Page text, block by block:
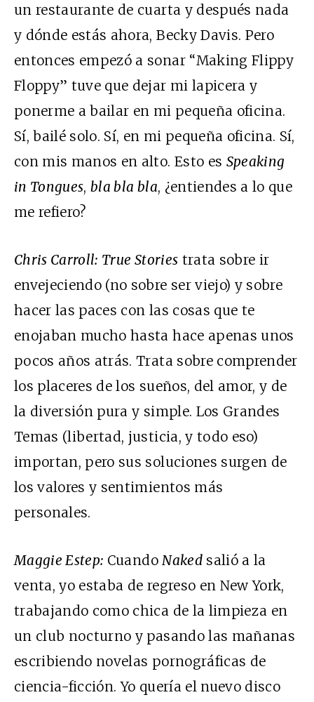
un restaurante de cuarta y después nada
y dónde estás ahora, Becky Davis. Pero
entonces empezó a sonar “Making Flippy
Floppy” tuve que dejar mi lapicera y
ponerme a bailar en mi pequeña oficina.
Sí, bailé solo. Sí, en mi pequeña oficina. Sí,
con mis manos en alto. Esto es Speaking
in Tongues,bla bla bla, ¿entiendes a lo que
me refiero?
Chris Carroll: True Stories trata sobre ir
envejeciendo (no sobre ser viejo) y sobre
hacer las paces con las cosas que te
enojaban mucho hasta hace apenas unos
pocos años atrás. Trata sobre comprender
los placeres de los sueños, del amor, y de
la diversión pura y simple. Los Grandes
Temas (libertad, justicia, y todo eso)
importan, pero sus soluciones surgen de
los valores y sentimientos más
personales.
Maggie Estep: CuandoNakedsalió a la
venta, yo estaba de regreso en New York,
trabajando como chica de la limpieza en
un club nocturno y pasando las mañanas
escribiendo novelas pornográficas de
ciencia-ficción. Yo quería el nuevo disco